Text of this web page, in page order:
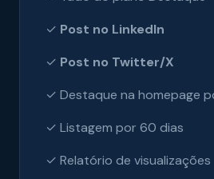
✓ Post no LinkedIn
✓ Post no Twitter/X
✓ Destaque na homepage
✓ Listagem por 60 dias
✓ Relatório de visualizações